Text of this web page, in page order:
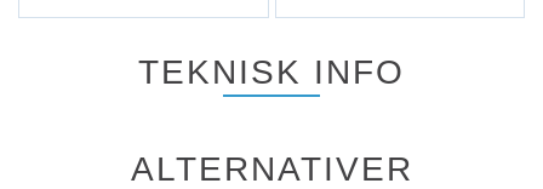
TEKNISK INFO
ALTERNATIVER